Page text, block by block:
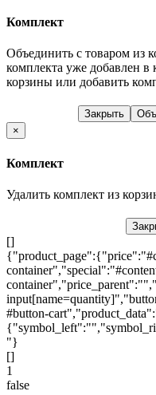
Комплект
Объединить с товаром из
комплекта уже добавлен в
корзины или добавить
Закрыть
×
Комплект
Удалить комплект из
[]
#button-
"}
[]
1
false